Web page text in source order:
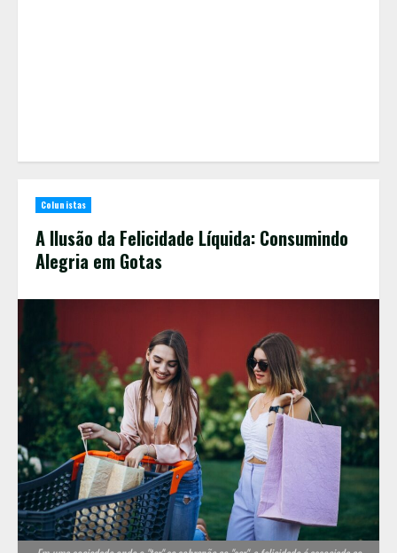
Colunistas
A Ilusão da Felicidade Líquida: Consumindo
Alegria em Gotas